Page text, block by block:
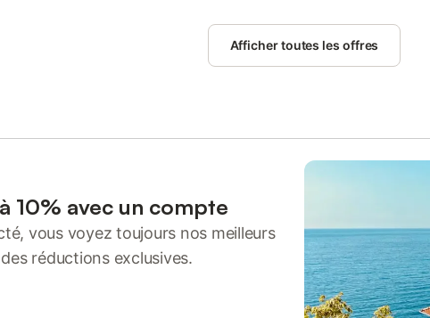
Afficher toutes les offres
10% avec un compte
vous voyez toujours nos meilleurs
réductions exclusives.